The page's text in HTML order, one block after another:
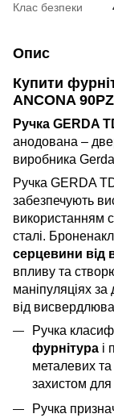
Клас безпеки
Опис
Купити ф
ANCONA 90PZ
Ручка GERDA
анодована –
виробника
Ручка GERDA
забезпечують
використанням
сталі.
серцевини від
впливу та
маніпуляціях
від
Ручка
фурнітура і
металевих
захистом
Ручка